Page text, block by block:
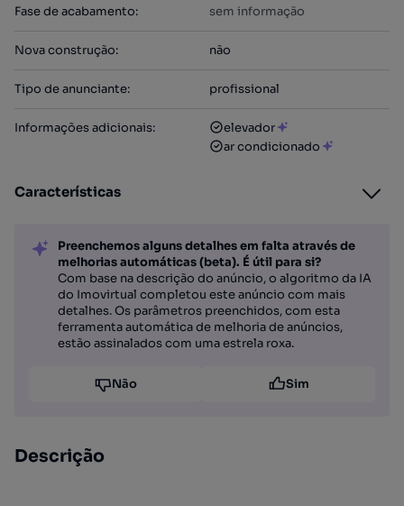
Fase de acabamento: sem informação
Nova construção: não
Tipo de anunciante: profissional
Informações adicionais:
elevador
ar condicionado
Características
Preenchemos alguns detalhes em falta através de
melhorias automáticas (beta). É útil para si?
Com base na descrição do anúncio, o algoritmo da IA
do Imovirtual completou este anúncio com mais
detalhes. Os parâmetros preenchidos, com esta
ferramenta automática de melhoria de anúncios,
estão assinalados com uma estrela roxa.
Não Sim
Descrição